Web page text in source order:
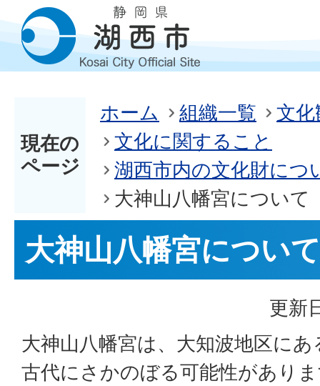
現在の
ページ
ホーム 組織一覧
文化
文化に関すること
湖西市内の文化財につ
大神山八幡宮について
大神山八幡宮について
更新
大神山八幡宮は、大知波地区に
古代にさかのぼる可能性があり